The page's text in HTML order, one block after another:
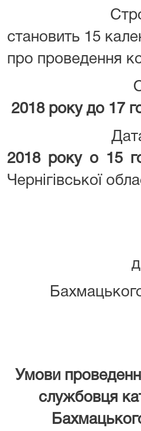
Строк
становить 15
про проведення
Останній
2018року до 17
Дата, час і
2018року о 15
Чернігівської
Умови
службовця